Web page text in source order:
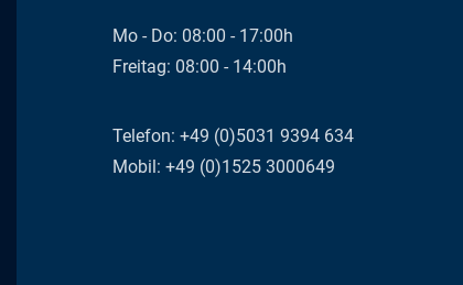
Mo - Do: 08:00 - 17:00h
Freitag: 08:00 - 14:00h
Telefon: +49 (0)5031 9394 634
Mobil: +49 (0)1525 3000649